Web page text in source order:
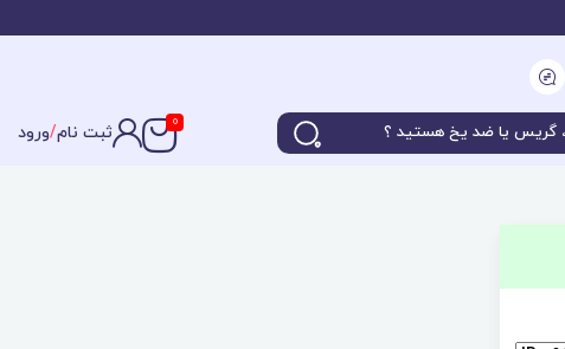
0 ثبت نام/ورود